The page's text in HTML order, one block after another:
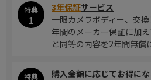
特典
1
3年保証サービス
一眼カメラボディー、交
年間のメーカー保証に加
と同等の内容を2年間無償
特典
購入金額に応じてお得に